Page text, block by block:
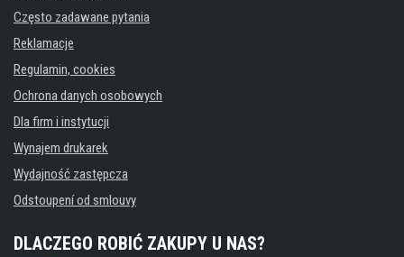
Często zadawane pytania
Reklamacje
Regulamin, cookies
Ochrona danych osobowych
Dla firm i instytucji
Wynajem drukarek
Wydajność zastępcza
Odstoupení od smlouvy
DLACZEGO ROBIĆ ZAKUPY U NAS?